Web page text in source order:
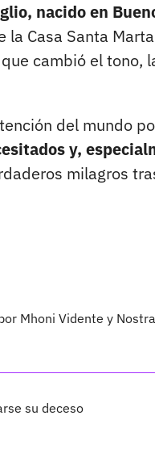
nacido en
la Casa Santa
cambió el tono,
del mundo
y,
milagros
Mhoni Vidente y
su deceso